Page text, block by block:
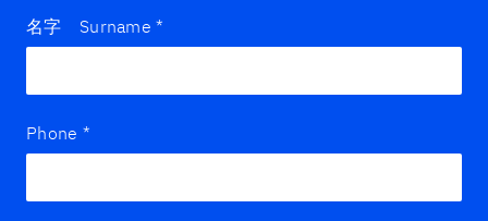
名字 Surname *
Phone *